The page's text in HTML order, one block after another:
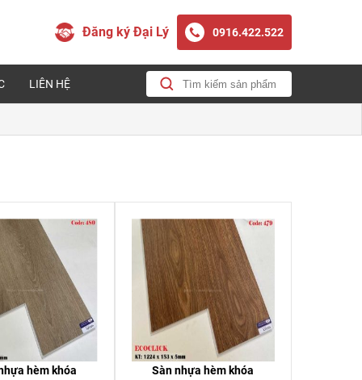
Đăng ký Đại Lý 0916.422.522
LIÊN HỆ
hèm khóa
Sàn nhựa hèm khóa